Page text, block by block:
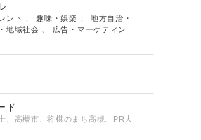
ント 、趣味・娯楽
地方自治・
地域社会
広告・マーケティン
ド
、高槻市、将棋のまち高槻、PR大